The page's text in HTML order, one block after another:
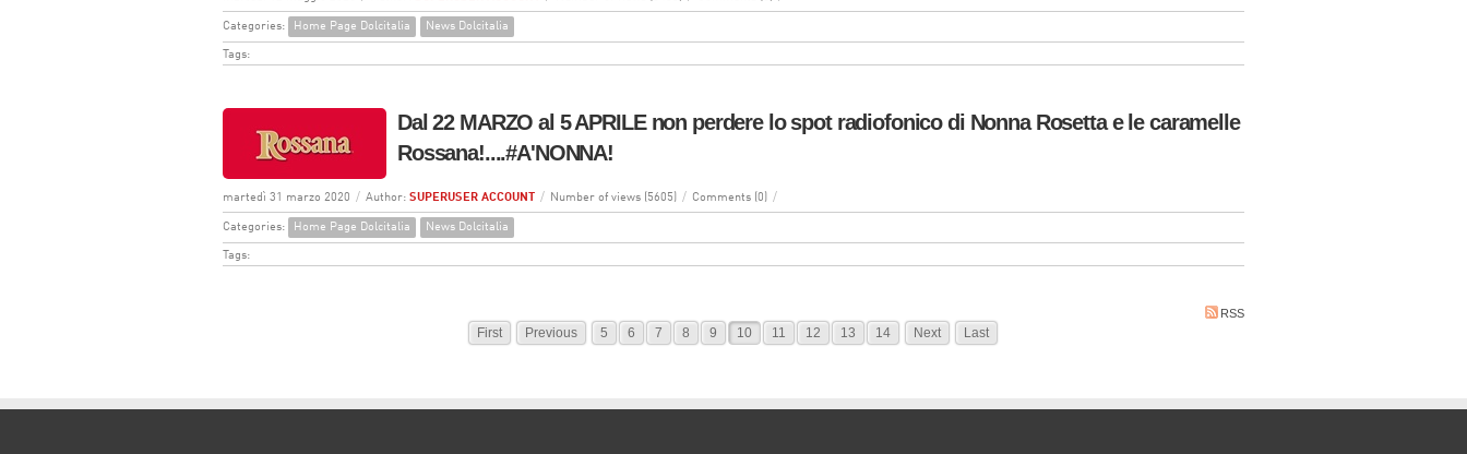
Categories: Home Page Dolcitalia News Dolcitalia
Tags:
Dal 22 MARZO al 5 APRILE non perdere lo spot radiofonico di Nonna Rosetta e le caramelle
Rossana!....#A'NONNA!
martedì 31 marzo 2020 / Author: SUPERUSER ACCOUNT / Number of views (5605) / Comments (0) /
Categories: Home Page Dolcitalia News Dolcitalia
Tags:
RSS
First Previous 5 6 7 8 9 10 11 12 13 14 Next Last